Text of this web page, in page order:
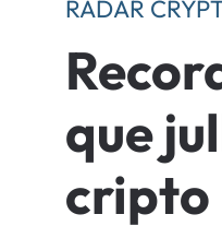
RADAR
que
cripto